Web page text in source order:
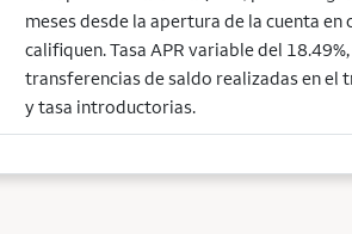
meses desde la apertura de la cuenta
califiquen. Tasa APR variable del
transferencias de saldo realizadas en el
y tasa introductorias.